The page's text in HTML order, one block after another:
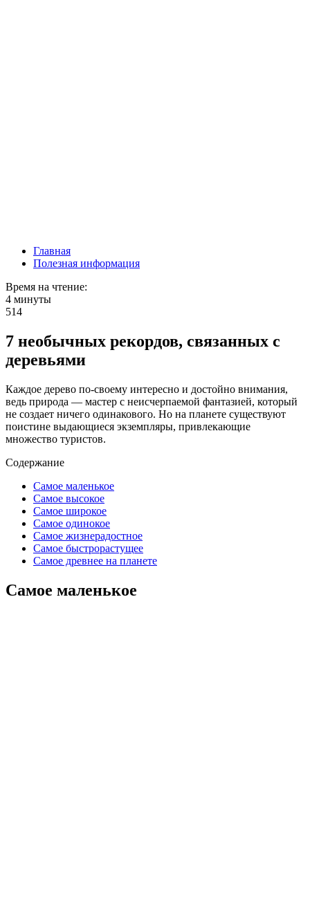
Главная
Полезная информация
Время на чтение:
4 минуты
514
7 необычных рекордов, связанных с
деревьями
Каждое дерево по-своему интересно и достойно внимания,
ведь природа ― мастер с неисчерпаемой фантазией, который
не создает ничего одинакового. Но на планете существуют
поистине выдающиеся экземпляры, привлекающие
множество туристов.
Содержание
Самое маленькое
Самое высокое
Самое широкое
Самое одинокое
Самое жизнерадостное
Самое быстрорастущее
Самое древнее на планете
Самое маленькое